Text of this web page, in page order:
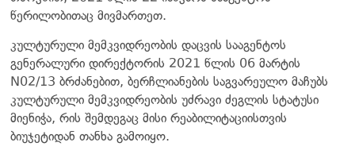
წერილობითაც მივმართეთ.
კულტურული მემკვიდრეობის დაცვის სააგენტოს
გენერალური დირექტორის 2021 წლის 06 მარტის
N02/13 ბრძანებით, ბერჩლიანების საგვარეულო მაჩუბს
კულტურული მემკვიდრეობის უძრავი ძეგლის სტატუსი
მიენიჭა, რის შემდეგაც მისი რეაბილიტაციისთვის
ბიუჯეტიდან თანხა გამოიყო.